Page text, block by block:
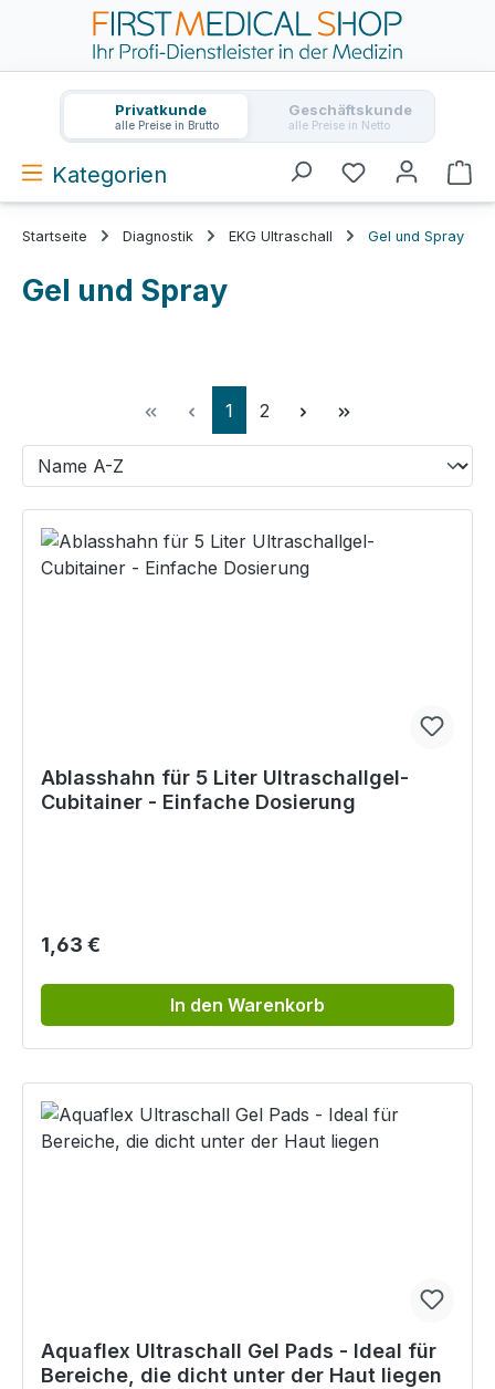
Zum Hauptinhalt springen
Privatkunde
alle Preise in Brutto
Geschäftskunde
alle Preise in Netto
Kategorien
Startseite Diagnostik EKG Ultraschall Gel und Spray
Gel und Spray
Seite
1 Seite
2
Ablasshahn für 5 Liter Ultraschallgel-
Cubitainer - Einfache Dosierung
Regulärer Preis:
1,63 €
In den Warenkorb
Aquaflex Ultraschall Gel Pads - Ideal für
Bereiche, die dicht unter der Haut liegen